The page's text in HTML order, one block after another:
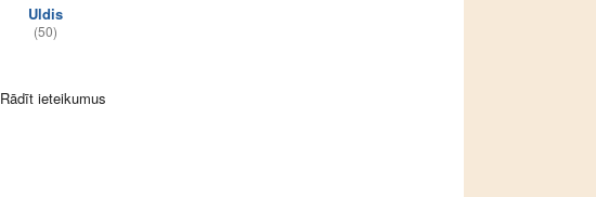
Uldis
(50)
Rādīt ieteikumus